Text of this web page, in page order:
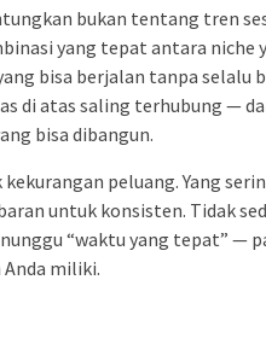
bukan tentang tren
yang tepat antara niche
bisa berjalan tanpa selalu
di atas saling terhubung —
bisa dibangun.
peluang. Yang
untuk konsisten. Tidak
“waktu yang tepat” —
Anda miliki.